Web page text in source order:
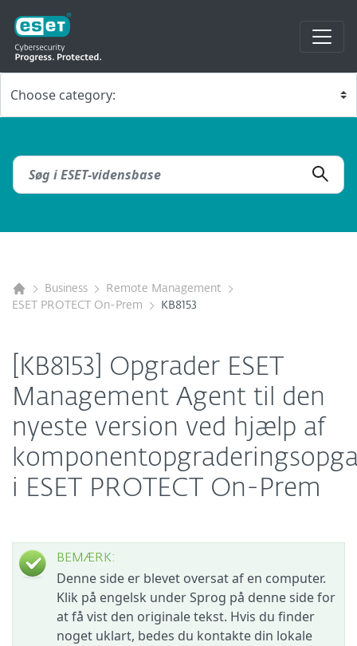
Business
Remote Management
ESET PROTECT On-Prem
KB8153
[KB8153] Opgrader ESET
Management Agent til den
nyeste version ved hjælp af
i ESET PROTECT On-Prem
BEMÆRK:
Denne side er blevet oversat af en computer.
Klik på engelsk under Sprog på denne side for
at få vist den originale tekst. Hvis du finder
noget uklart, bedes du kontakte din lokale